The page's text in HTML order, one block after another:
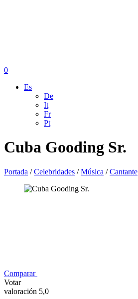
0
Es
De
It
Fr
Pt
Cuba Gooding Sr.
Portada /Celebridades /Música /Cantante
Comparar
Votar
valoración 5,0